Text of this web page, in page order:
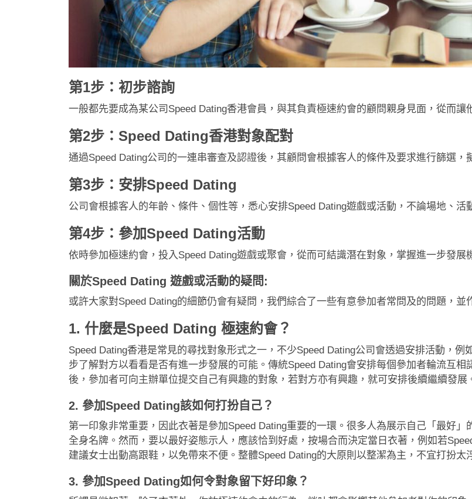
第1步：初步諮詢
一般都先要成為某公司Speed Dating香港會員，與其負責極速約會的顧問親身見面，從而讓
第2步：Speed Dating香港對象配對
通過Speed Dating公司的一連串審查及認證後，其顧問會根據客人的條件及要求進行篩選，
第3步：安排Speed Dating
公司會根據客人的年齡、條件、個性等，悉心安排Speed Dating遊戲或活動，不論場地、活
第4步：參加Speed Dating活動
依時參加極速約會，投入Speed Dating遊戲或聚會，從而可結識潛在對象，掌握進一步發展
關於Speed Dating 遊戲或活動的疑問:
或許大家對Speed Dating的細節仍會有疑問，我們綜合了一些有意參加者常問及的問題，並
1. 什麼是Speed Dating 極速約會？
Speed Dating香港是常見的尋找對象形式之一，不少Speed Dating公司會透過安排活動，
步了解對方以看看是否有進一步發展的可能。傳統Speed Dating會安排每個參加者輪流互
後，參加者可向主辦單位提交自己有興趣的對象，若對方亦有興趣，就可安排後續繼續發展
2. 參加Speed Dating該如何打扮自己？
第一印象非常重要，因此衣著是參加Speed Dating重要的一環。很多人為展示自己「最好
全身名牌。然而，要以最好姿態示人，應該恰到好處，按場合而決定當日衣著，例如若
建議女士出動高跟鞋，以免帶來不便。整體Speed Dating的大原則以整潔為主，不宜打扮太
3. 參加Speed Dating如何令對象留下好印象？